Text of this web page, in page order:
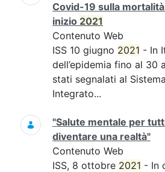
Covid-19 sulla
inizio 2021
Contenuto Web
ISS 10 giugno 2021 - In
dell’epidemia fino al 30
stati segnalati al
Integrato...
"Salute mentale per
diventare una realtà"
Contenuto Web
ISS, 8 ottobre 2021 - In